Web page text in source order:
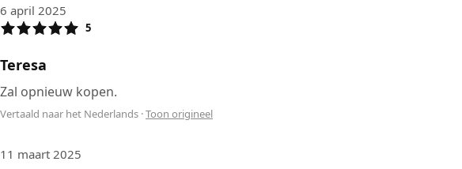
6 april 2025
5
Teresa
Zal opnieuw kopen.
Vertaald naar het Nederlands ·Toon origineel
11 maart 2025